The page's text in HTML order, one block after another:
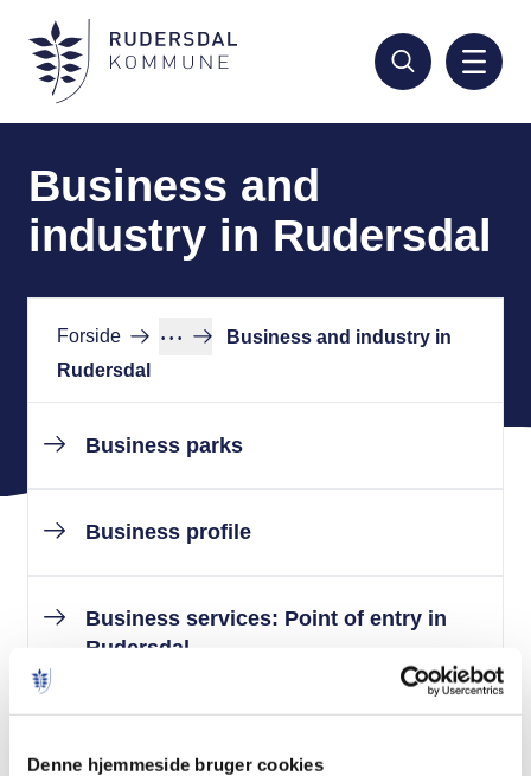
Denne hjemmeside bruger cookies
hovedindhold
Business and
industry in Rudersdal
Forside ···
Business and industry in
Rudersdal
Business parks
Business profile
Business services: Point of entry in
Rudersdal